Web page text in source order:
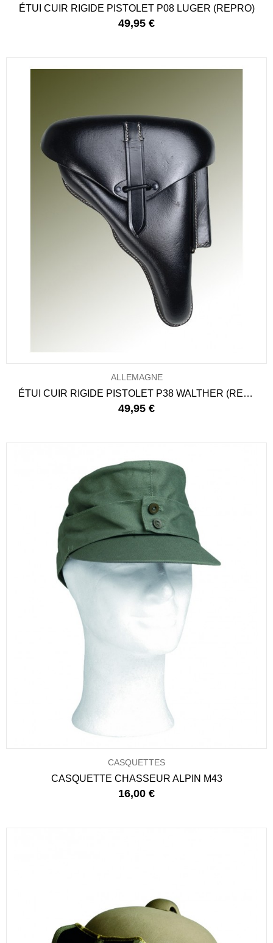
ÉTUI CUIR RIGIDE PISTOLET P08 LUGER (REPRO)
49,95 €
ALLEMAGNE
ÉTUI CUIR RIGIDE PISTOLET P38 WALTHER (REPRO)
49,95 €
CASQUETTES
CASQUETTE CHASSEUR ALPIN M43
16,00 €